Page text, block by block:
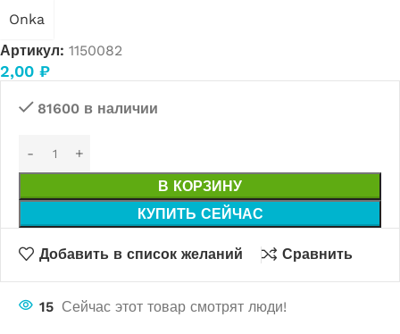
Onka
Артикул: 1150082
2,00 ₽
81600 в наличии
В КОРЗИНУ
КУПИТЬ СЕЙЧАС
Добавить в список желаний Сравнить
15 Сейчас этот товар смотрят люди!